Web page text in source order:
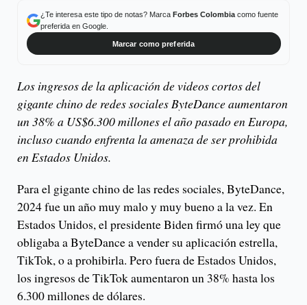
¿Te interesa este tipo de notas? Marca Forbes Colombiacomo fuente
preferida en Google.
Marcar como preferida
Los ingresos de la aplicación de videos cortos del
gigante chino de redes sociales ByteDance aumentaron
un 38% a US$6.300 millones el año pasado en Europa,
incluso cuando enfrenta la amenaza de ser prohibida
en Estados Unidos.
Para el gigante chino de las redes sociales, ByteDance,
2024 fue un año muy malo y muy bueno a la vez. En
Estados Unidos, el presidente Biden firmó una ley que
obligaba a ByteDance a vender su aplicación estrella,
TikTok, o a prohibirla. Pero fuera de Estados Unidos,
los ingresos de TikTok aumentaron un 38% hasta los
6.300 millones de dólares.